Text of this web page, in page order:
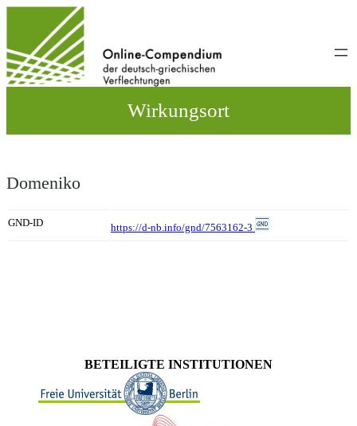
wechseln
Wirkungsort
Domeniko
GND-ID https://d-nb.info/gnd/7563162-3
BETEILIGTE INSTITUTIONEN